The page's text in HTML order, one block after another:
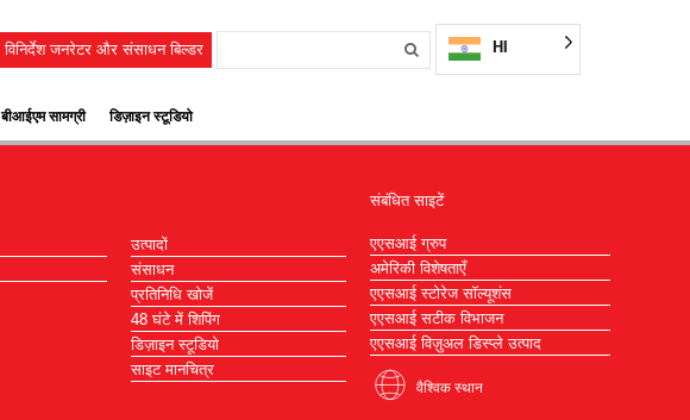
विनिर्देश जनरेटर और संसाधन बिल्डर HI
बीआईएम सामग्री डिज़ाइन स्टूडियो
उत्पादों
संसाधन
प्रतिनिधि खोजें
48 घंटे में शिपिंग
डिज़ाइन स्टूडियो
साइट मानचित्र
संबंधित साइटें
एएसआई ग्रुप
अमेरिकी विशेषताएँ
एएसआई स्टोरेज सॉल्यूशंस
एएसआई सटीक विभाजन
एएसआई विज़ुअल डिस्प्ले उत्पाद
वैश्विक स्थान